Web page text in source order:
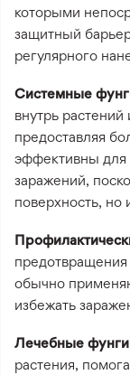
которыми
защитный
регулярного
Системные
внутрь растений
предоставляя
эффективны для
заражений,
поверхность, но
предотвращения
обычно
избежать
Лечебные
растения,